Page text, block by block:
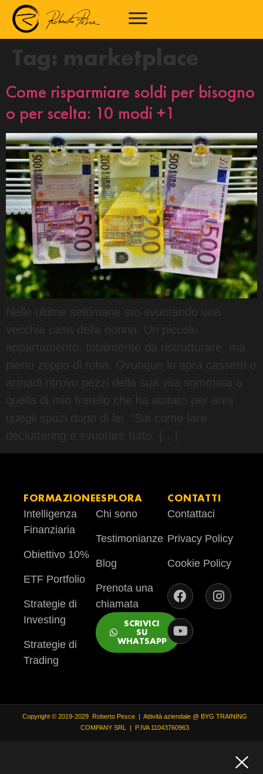
Tag: marketplace
Come risparmiare soldi per bisogno
o per scelta: 10 modi +1
Nelle ultime settimane sto svuotando una
vecchia casa della nonna. Un piccolo
appartamento, totalmente da ristrutturare, ma
pieno zeppo di roba. Ovunque io apra cassetti o
armadi ritrovo pezzi della sua vita sommata a
quegli spazi dopo di lei. “Sai come fare
decluttering e svuotare tutto, […]
FORMAZIONE
Intelligenza
Finanziaria
Obiettivo 10%
ETF Portfolio
Strategie di
Investing
Strategie di
Trading
ESPLORA
Chi sono
Testimonianze
Blog
Prenota una
chiamata
SCRIVICI
SU
WHATSAPP
CONTATTI
Contattaci
Privacy Policy
Cookie Policy
Copyright © 2019-2029 Roberto Pesce | Attività aziendale @ BYG TRAINING
COMPANY SRL | P.IVA 11043760963